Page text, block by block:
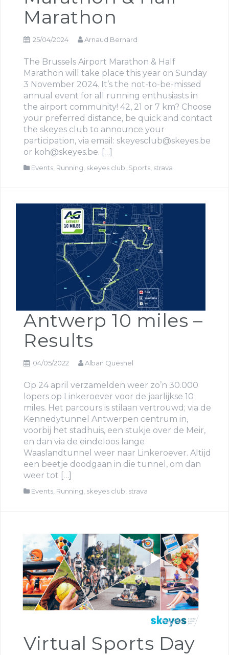
Marathon
25/04/2024 Arnaud Bernard
The Brussels Airport Marathon & Half
Marathon will take place this year on Sunday
3 November 2024. It’s the not-to-be-missed
annual event for all running enthusiasts in
the airport community! 42, 21 or 7 km? Choose
your preferred distance, be quick and contact
the skeyes club to announce your
participation, via email: skeyesclub@skeyes.be
or koh@skeyes.be. […]
Events Running skeyes club Sports strava
Antwerp 10 miles –
Results
04/05/2022 Alban Quesnel
Op 24 april verzamelden weer zo’n 30.000
lopers op Linkeroever voor de jaarlijkse 10
miles. Het parcours is stilaan vertrouwd; via de
Kennedytunnel Antwerpen centrum in,
voorbij het stadhuis, een stukje over de Meir,
en dan via de eindeloos lange
Waaslandtunnel weer naar Linkeroever. Altijd
een beetje doodgaan in die tunnel, om dan
weer tot […]
Events Running skeyes club strava
Virtual Sports Day